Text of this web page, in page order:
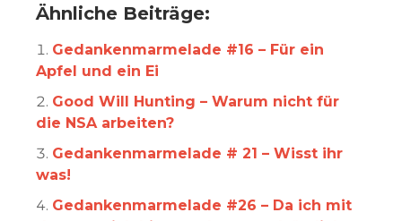
Ähnliche Beiträge:
Gedankenmarmelade #16 – Für ein
Apfel und ein Ei
Good Will Hunting – Warum nicht für
die NSA arbeiten?
Gedankenmarmelade # 21 – Wisst ihr
was!
Gedankenmarmelade #26 – Da ich mit